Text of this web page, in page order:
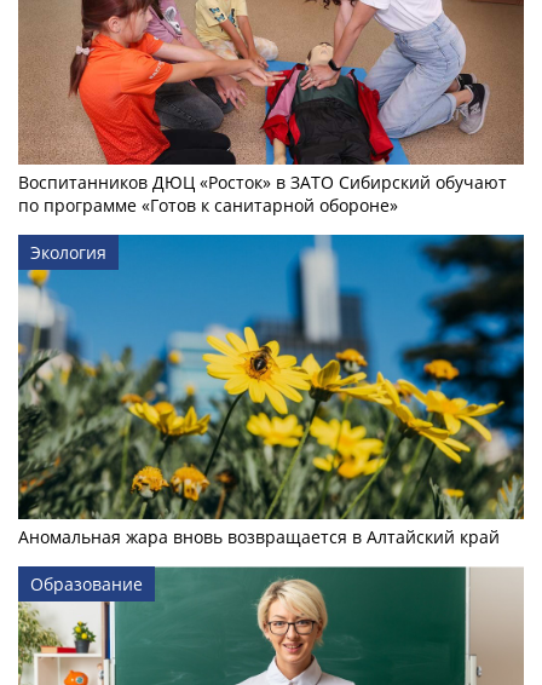
Воспитанников ДЮЦ «Росток» в ЗАТО Сибирский обучают
по программе «Готов к санитарной обороне»
Экология
Аномальная жара вновь возвращается в Алтайский край
Образование